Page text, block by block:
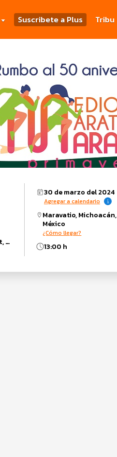
Suscribete a Plus Tribu
5 km, 30 mt, 10 km, 150 mt, 600 mt, 800 mt, 3 km, 21 km
30 de marzo del 2024
Agregar a calendario
Maravatio, Michoacán,
México
¿Cómo llegar?
13:00 h